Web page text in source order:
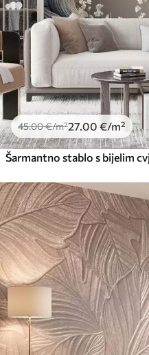
45.00€/m²27 .00 €/m²